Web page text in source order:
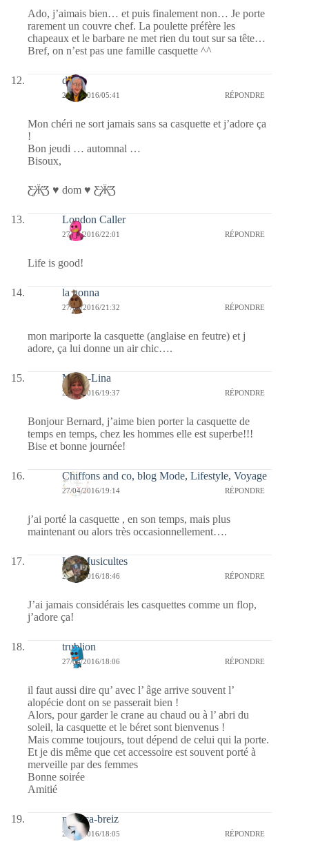
Ado, j’aimais bien… et puis finalement non… Je porte
rarement un couvre chef. La poulette préfère les
chapeaux et le barbare ne met rien du tout sur sa tête…
Bref, on n’est pas une famille casquette ^^
dom
28/04/2016/05:41 RÉPONDRE
Mon chéri ne sort jamais sans sa casquette et j’adore ça
!
Bon jeudi … automnal …
Bisoux,
Ƹ̵̡Ӝ̵̨̄Ʒ ♥ dom ♥ Ƹ̵̡Ӝ̵̨̄Ʒ
London Caller
27/04/2016/22:01 RÉPONDRE
Life is good!
la nonna
27/04/2016/21:32 RÉPONDRE
mon mariporte la casquette (anglaise en feutre) et j
adore, ça lui donne un air chic….
Maria-Lina
27/04/2016/19:37 RÉPONDRE
Bonjour Bernard, j’aime bien porter la casquette de
temps en temps, chez les hommes elle est superbe!!!
Bise et bonne journée!
Chiffons and co, blog Mode, Lifestyle, Voyage
27/04/2016/19:14 RÉPONDRE
j’ai porté la casquette , en son temps, mais plus
maintenant ou alors très occasionnellement….
Les Musicultes
27/04/2016/18:46 RÉPONDRE
J’ai jamais considérais les casquettes comme un flop,
j’adore ça!
trublion
27/04/2016/18:06 RÉPONDRE
il faut aussi dire qu’ avec l’ âge arrive souvent l’
alopécie dont on se passerait bien !
Alors, pour garder le crane au chaud ou à l’ abri du
soleil, la casquette et le béret sont bienvenus !
Mais comme toujours, tout dépend de celui qui la porte.
Et je dis même que cet accessoire est souvent porté à
merveille par des femmes
Bonne soirée
Amitié
monica-breiz
27/04/2016/18:05 RÉPONDRE